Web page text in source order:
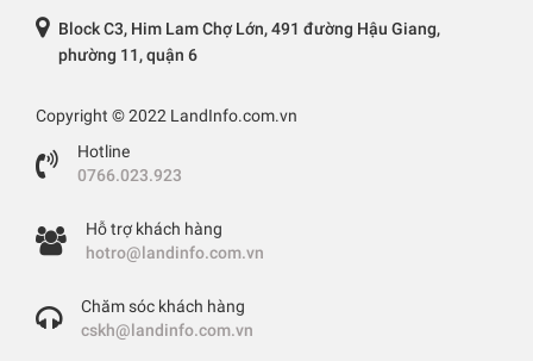
Block C3, Him Lam Chợ Lớn, 491 đường Hậu Giang,
phường 11, quận 6
Copyright © 2022 LandInfo.com.vn
Hotline
0766.023.923
Hỗ trợ khách hàng
hotro@landinfo.com.vn
Chăm sóc khách hàng
cskh@landinfo.com.vn